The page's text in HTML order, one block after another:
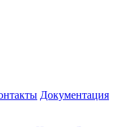
Документация